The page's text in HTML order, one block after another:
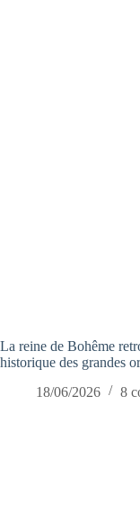
La reine de Bohême
historique des grandes
18/06/2026
8